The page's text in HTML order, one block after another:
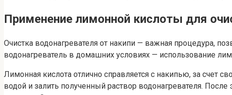
Применение лимонной кислоты для
Очистка водонагревателя от накипи — важная процедура,
водонагреватель в домашних условиях — использование
Лимонная кислота отлично справляется с накипью, за
водой и залить полученный раствор водонагревателя.